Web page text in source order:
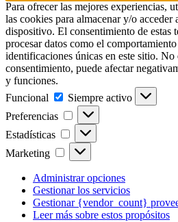
Para ofrecer las mejores experiencias,
las cookies para almacenar y/o
dispositivo. El consentimiento de estas
procesar datos como el
identificaciones únicas en este sitio. No
consentimiento, puede afectar
y funciones.
Funcional
Funcional
Siempre activo
Preferencias
Preferencias
Estadísticas Estadísticas
Marketing Marketing
Administrar opciones
Gestionar los servicios
Gestionar {vendor_count}
Leer más sobre estos propósitos